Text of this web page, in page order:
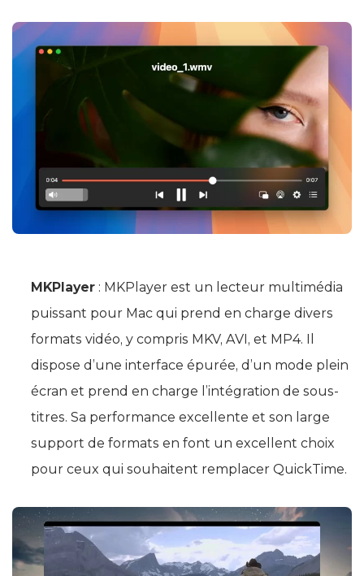
MKPlayer : MKPlayer est un lecteur multimédia
puissant pour Mac qui prend en charge divers
formats vidéo, y compris MKV, AVI, et MP4. Il
dispose d’une interface épurée, d’un mode plein
écran et prend en charge l’intégration de sous-
titres. Sa performance excellente et son large
support de formats en font un excellent choix
pour ceux qui souhaitent remplacer QuickTime.